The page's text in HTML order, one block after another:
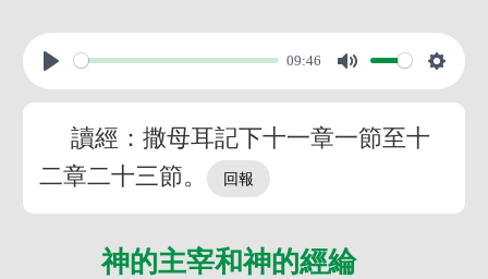
09:46
讀經：撒母耳記下十一章一節至十
二章二十三節。
神的主宰和神的經綸